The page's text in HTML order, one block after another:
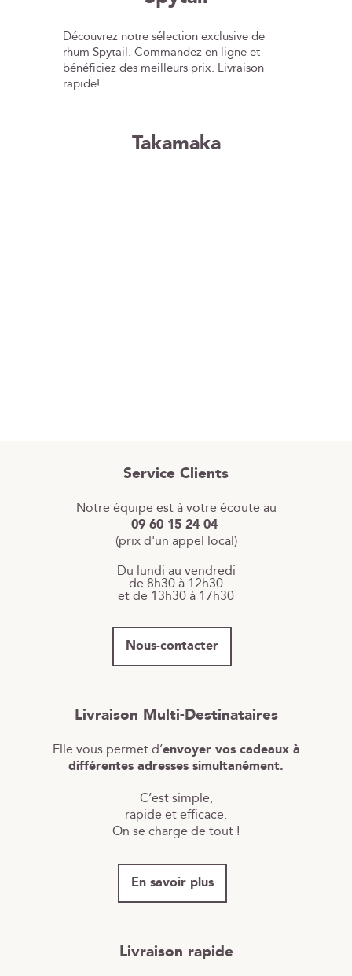
finesse et écoresponsabilité.
Découvrez notre sélection exclusive de
rhum Spytail. Commandez en ligne et
bénéficiez des meilleurs prix. Livraison
rapide!
Takamaka
Service Clients
Notre équipe est à votre écoute au
09 60 15 24 04
(prix d'un appel local)
Du lundi au vendredi
de 8h30 à 12h30
et de 13h30 à 17h30
Nous-contacter
Livraison Multi-Destinataires
Elle vous permet d’envoyer vos cadeaux à
différentes adresses simultanément.
C’est simple,
rapide et efficace.
On se charge de tout !
En savoir plus
Livraison rapide